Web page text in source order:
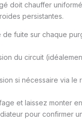
doit chauffer
persistantes.
de fuite sur chaque
du circuit
si nécessaire via le
et laissez monter
pour confirmer